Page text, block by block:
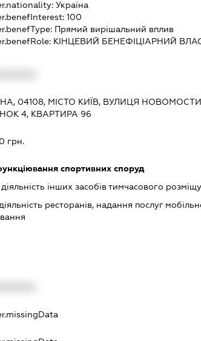
Україна
100
Прямий вирішальний вплив
КІНЦЕВИЙ БЕНЕФІЦІАРНИЙ
04108, МІСТО КИЇВ, ВУЛИЦЯ
4, КВАРТИРА 96
грн.
спортивних споруд
інших засобів тимчасового
ресторанів, надання послуг